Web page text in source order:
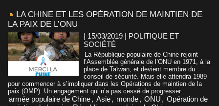
LA CHINE ET LES OPÉRATION DE MAINTIEN DE
LA PAIX DE L’ONU
| 15/03/2019 | POLITIQUE ET
SOCIÉTÉ
La République populaire de Chine rejoint
l’Assemblée générale de l’ONU en 1971, à la
place de Taïwan, et devient membre du
conseil de sécurité. Mais elle attendra 1989
pour commencer à s’impliquer dans les Opérations de maintien de la
paix (OMP). Un engagement qui n’a pas cessé de progresser...
armée populaire de Chine, Asie, monde, ONU , Opération de